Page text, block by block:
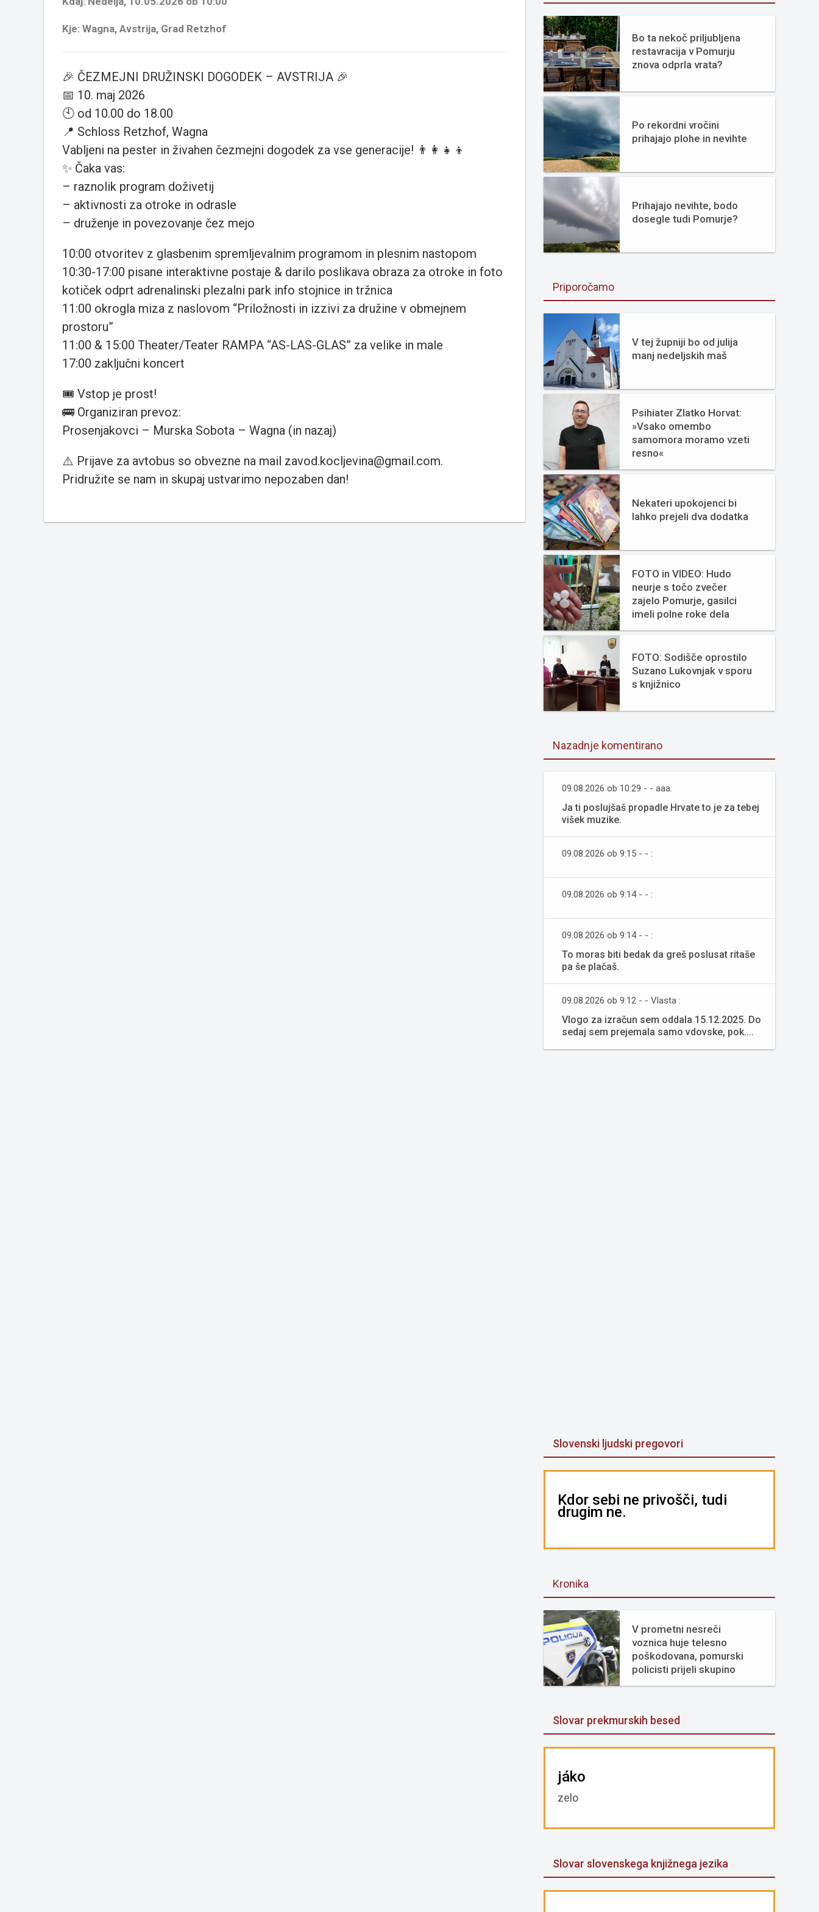
Kje: Wagna, Avstrija, Grad Retzhof
🎉 ČEZMEJNI DRUŽINSKI DOGODEK – AVSTRIJA 🎉
📅 10. maj 2026
🕙 od 10.00 do 18.00
📍 Schloss Retzhof, Wagna
Vabljeni na pester in živahen čezmejni dogodek za vse generacije! 👨‍👩‍👧‍👦
✨ Čaka vas:
– raznolik program doživetij
– aktivnosti za otroke in odrasle
– druženje in povezovanje čez mejo
10:00 otvoritev z glasbenim spremljevalnim programom in plesnim nastopom
10:30-17:00 pisane interaktivne postaje & darilo poslikava obraza za otroke in foto
kotiček odprt adrenalinski plezalni park info stojnice in tržnica
11:00 okrogla miza z naslovom “Priložnosti in izzivi za družine v obmejnem
prostoru”
11:00 & 15:00 Theater/Teater RAMPA “AS-LAS-GLAS” za velike in male
17:00 zaključni koncert
🎟️ Vstop je prost!
🚌 Organiziran prevoz:
Prosenjakovci – Murska Sobota – Wagna (in nazaj)
⚠️ Prijave za avtobus so obvezne na mail zavod.kocljevina@gmail.com.
Pridružite se nam in skupaj ustvarimo nepozaben dan!
Bo ta nekoč priljubljena
restavracija v Pomurju
znova odprla vrata?
Po rekordni vročini
prihajajo plohe in nevihte
Prihajajo nevihte, bodo
dosegle tudi Pomurje?
Priporočamo
V tej župniji bo od julija
manj nedeljskih maš
Psihiater Zlatko Horvat:
»Vsako omembo
samomora moramo vzeti
resno«
Nekateri upokojenci bi
lahko prejeli dva dodatka
FOTO in VIDEO: Hudo
neurje s točo zvečer
zajelo Pomurje, gasilci
imeli polne roke dela
FOTO: Sodišče oprostilo
Suzano Lukovnjak v sporu
s knjižnico
Nazadnje komentirano
09.08.2026 ob 10:29 - - aaa:
Ja ti poslujšaš propadle Hrvate to je za tebej
višek muzike.
09.08.2026 ob 9:15 - - :
09.08.2026 ob 9:14 - - :
09.08.2026 ob 9:14 - - :
To moras biti bedak da greš poslusat ritaše
pa še plačaš.
09.08.2026 ob 9:12 - - Vlasta :
Vlogo za izračun sem oddala 15.12.2025. Do
sedaj sem prejemala samo vdovske, pok....
Slovenski ljudski pregovori
Kdor sebi ne privošči, tudi
drugim ne.
Kronika
V prometni nesreči
voznica huje telesno
poškodovana, pomurski
policisti prijeli skupino
tujcev
Slovar prekmurskih besed
jáko
zelo
Slovar slovenskega knjižnega jezika